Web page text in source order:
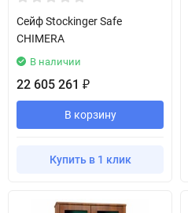
Сейф Stockinger Safe
CHIMERA
В наличии
22 605 261 ₽
В корзину
Купить в 1 клик